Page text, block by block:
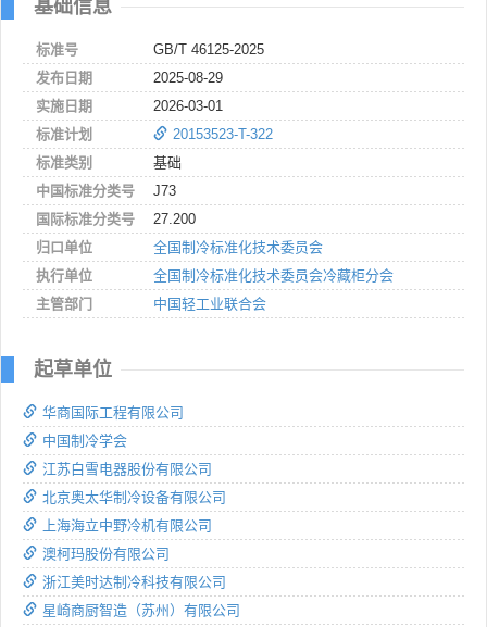
基础信息
标准号
GB/T 46125-2025
发布日期
2025-08-29
实施日期
2026-03-01
标准计划
20153523-T-322
标准类别
基础
中国标准分类号
J73
国际标准分类号
27.200
归口单位
全国制冷标准化技术委员会
执行单位
全国制冷标准化技术委员会冷藏柜分会
主管部门
中国轻工业联合会
起草单位
华商国际工程有限公司
中国制冷学会
江苏白雪电器股份有限公司
北京奥太华制冷设备有限公司
上海海立中野冷机有限公司
澳柯玛股份有限公司
浙江美时达制冷科技有限公司
星崎商厨智造（苏州）有限公司